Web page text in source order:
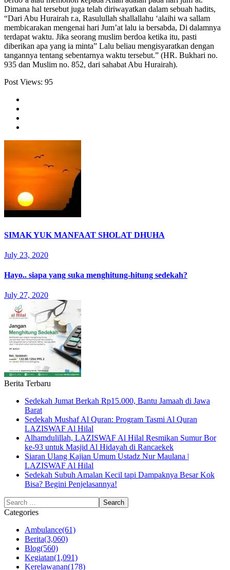
Dimana hal tersebut juga telah diriwayatkan dalam sebuah hadits,
“Dari Abu Hurairah r.a, Rasulullah shallallahu ‘alaihi wa sallam
membicarakan mengenai hari Jum’at lalu ia bersabda, Di dalamnya
terdapat waktu. Jika seorang muslim berdoa ketika itu, pasti
diberikan apa yang ia minta” Lalu beliau mengisyaratkan dengan
tangannya tentang sebentarnya waktu tersebut.” (HR. Bukhari no.
935 dan Muslim no. 852, dari sahabat Abu Hurairah).
Post Views: 95
SIMAK YUK MANFAAT SHOLAT DHUHA
July 23, 2020
Hayo.. siapa yang suka menghitung-hitung sedekah?
July 27, 2020
Berita Terbaru
Sedekah Jumat Berkah Rp15.000, Bantu Jamaah di Jawa
Barat
Sedekah Mushaf Al Quran: Program Tasmi Al Quran
LAZISWAF Al Hilal
Alhamdulillah, LAZISWAF Al Hilal Resmikan Sumur Bor
ke-93 untuk Masjid Al Hidayah di Rancaekek
Siaran Ulang Kajian Umum Ustadz Nur Maulana |
LAZISWAF Al Hilal
Sedekah Subuh Amalan Kecil tapi Dampaknya Besar Kok
Bisa? Begini Penjelasannya!
Categories
Ambulance(61)
Berita(3,060)
Blog(560)
Kegiatan(1,091)
Kerelawanan(178)